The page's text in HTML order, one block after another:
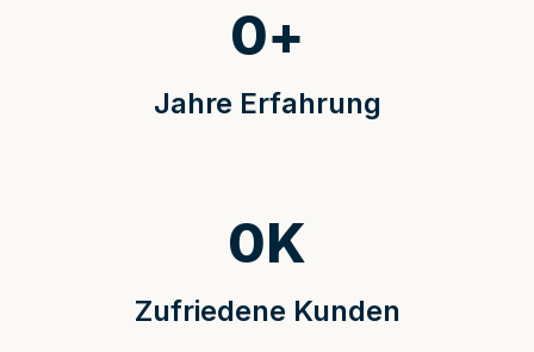
Jahre Erfahrung
0+
Zufriedene Kunden
0K